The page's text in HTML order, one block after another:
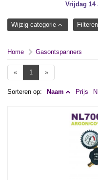
Vrijdag 14
Wijzig categorie Filteren
Home Gasontspanners
« 1 »
Sorteren op: Naam Prijs